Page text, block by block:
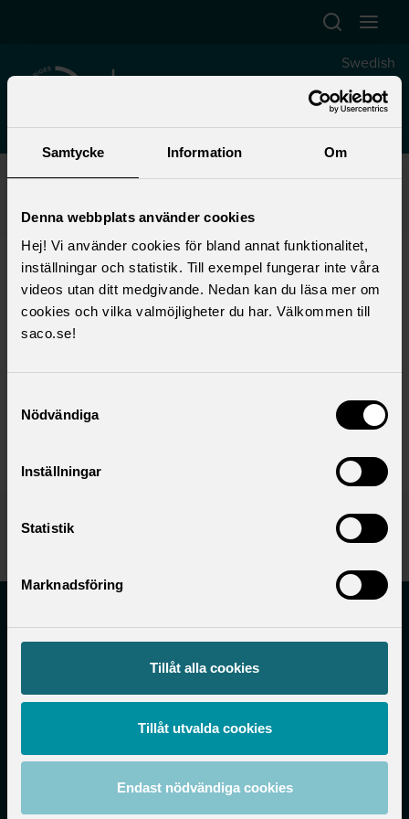
Samtycke Information Om
Denna webbplats använder cookies
Hej! Vi använder cookies för bland annat funktionalitet,
inställningar och statistik. Till exempel fungerar inte våra
videos utan ditt medgivande. Nedan kan du läsa mer om
cookies och vilka valmöjligheter du har. Välkommen till
saco.se!
Nödvändiga
Inställningar
Statistik
Marknadsföring
Tillåt alla cookies
Tillåt utvalda cookies
Endast nödvändiga cookies
Akademikerföreningen på
Swedish
Start > Trustee > Local union work > Local unions >
Contact persons > Scania > Ventures & New Business
Ventures & New Business
Teodor Mellström
Email:teodor.mellstrom@ib.scania.com
Published:
Akademikerföreningen på
Scania och TRATON
af@scania.com
08-55382615